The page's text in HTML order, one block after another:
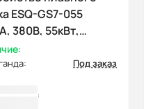
ESQ-GS7-055
380В, 55кВт,
Под заказ